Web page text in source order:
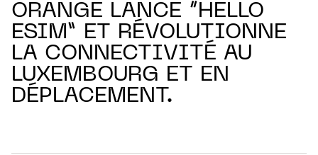
ORANGE LANCE “HELLO
ESIM” ET RÉVOLUTIONNE
LA CONNECTIVITÉ AU
LUXEMBOURG ET EN
DÉPLACEMENT.